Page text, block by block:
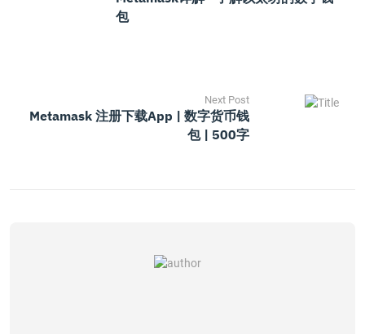
包
Next Post
Metamask 注册下载App | 数字货币钱
包 | 500字